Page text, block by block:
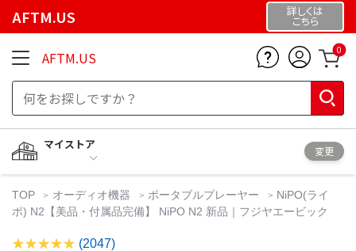
AFTM.US 詳しくは
こちら
AFTM.US 0
マイストア
変更
TOP オーディオ機器 ポータブルプレーヤー
NiPO(ライ
ポ) N2【美品・付属品完備】 NiPO N2 新品｜フジヤエービック
(2047)